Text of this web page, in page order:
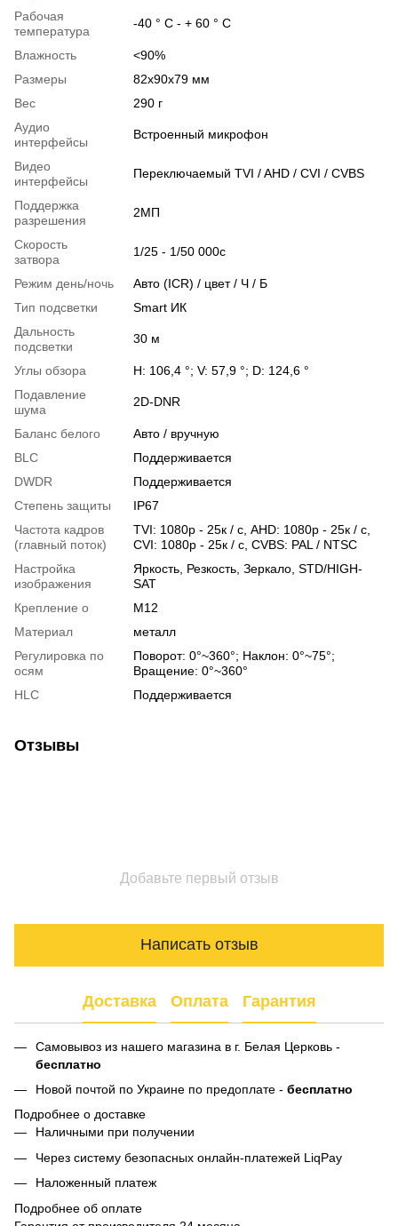
Рабочая
температура
-40 ° C - + 60 ° C
Влажность
<90%
Размеры
82x90x79 мм
Вес
290 г
Аудио
интерфейсы
Встроенный микрофон
Видео
интерфейсы
Переключаемый TVI / AHD / CVI / CVBS
Поддержка
разрешения
2МП
Скорость
затвора
1/25 - 1/50 000с
Режим день/ночь
Авто (ICR) / цвет / Ч / Б
Тип подсветки
Smart ИК
Дальность
подсветки
30 м
Углы обзора
H: 106,4 °; V: 57,9 °; D: 124,6 °
Подавление
шума
2D-DNR
Баланс белого
Авто / вручную
BLC
Поддерживается
DWDR
Поддерживается
Степень защиты
IP67
Частота кадров
(главный поток)
TVI: 1080p - 25к / с, AHD: 1080p - 25к / с,
CVI: 1080p - 25к / с, CVBS: PAL / NTSC
Настройка
изображения
Яркость, Резкость, Зеркало, STD/HIGH-
SAT
Крепление о
М12
Материал
металл
Регулировка по
осям
Поворот: 0°~360°; Наклон: 0°~75°;
Вращение: 0°~360°
HLC
Поддерживается
Отзывы
Добавьте первый отзыв
Написать отзыв
Доставка Оплата Гарантия
Самовывоз из нашего магазина в г. Белая Церковь -
бесплатно
Новой почтой по Украине по предоплате - бесплатно
Подробнее о доставке
Наличными при получении
Через систему безопасных онлайн-платежей LiqPay
Наложенный платеж
Подробнее об оплате